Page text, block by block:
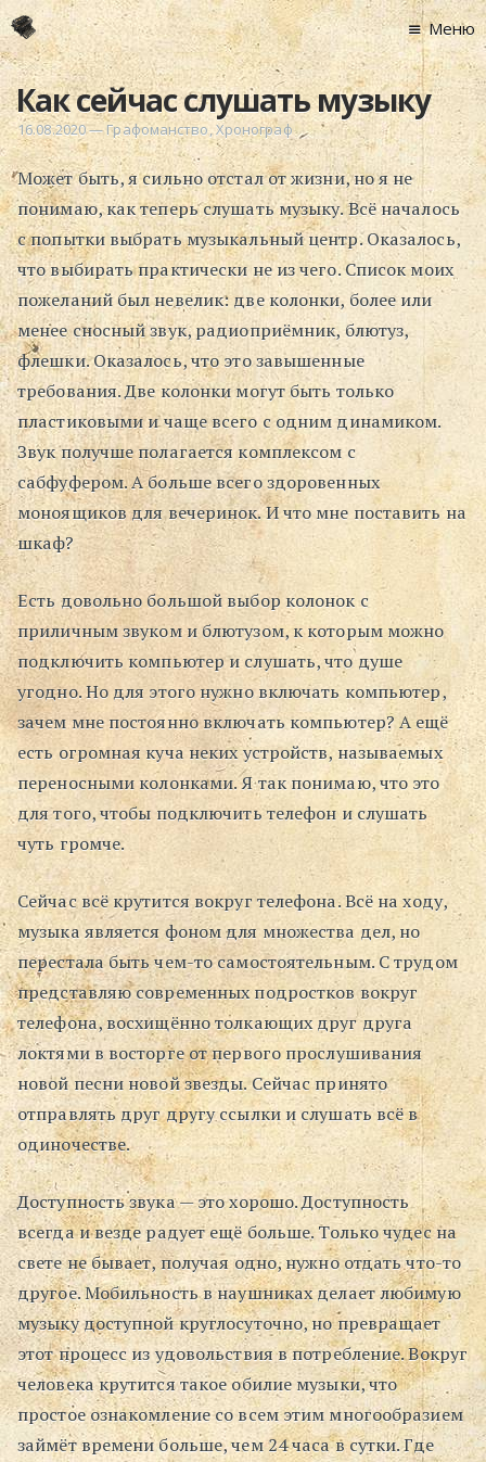
Главная
Новости
Графоманство
* Автотекст
*
* Хронограф
Арт-Рецензии
* Слушать
* Смотреть
* Читать
* По жизни
Блог
⋅
Поиск
Меню
Как сейчас слушать музыку
16.08.2020—Графоманство,Хронограф
Может быть, я сильно отстал от жизни, но я не
понимаю, как теперь слушать музыку. Всё началось
с попытки выбрать музыкальный центр. Оказалось,
что выбирать практически не из чего. Список моих
пожеланий был невелик: две колонки, более или
менее сносный звук, радиоприёмник, блютуз,
флешки. Оказалось, что это завышенные
требования. Две колонки могут быть только
пластиковыми и чаще всего с одним динамиком.
Звук получше полагается комплексом с
сабфуфером. А больше всего здоровенных
моноящиков для вечеринок. И что мне поставить на
шкаф?
Есть довольно большой выбор колонок с
приличным звуком и блютузом, к которым можно
подключить компьютер и слушать, что душе
угодно. Но для этого нужно включать компьютер,
зачем мне постоянно включать компьютер? А ещё
есть огромная куча неких устройств, называемых
переносными колонками. Я так понимаю, что это
для того, чтобы подключить телефон и слушать
чуть громче.
Сейчас всё крутится вокруг телефона. Всё на ходу,
музыка является фоном для множества дел, но
перестала быть чем-то самостоятельным. С трудом
представляю современных подростков вокруг
телефона, восхищённо толкающих друг друга
локтями в восторге от первого прослушивания
новой песни новой звезды. Сейчас принято
отправлять друг другу ссылки и слушать всё в
одиночестве.
Доступность звука — это хорошо. Доступность
всегда и везде радует ещё больше. Только чудес на
свете не бывает, получая одно, нужно отдать что-то
другое. Мобильность в наушниках делает любимую
музыку доступной круглосуточно, но превращает
этот процесс из удовольствия в потребление. Вокруг
человека крутится такое обилие музыки, что
простое ознакомление со всем этим многообразием
займёт времени больше, чем 24 часа в сутки. Где